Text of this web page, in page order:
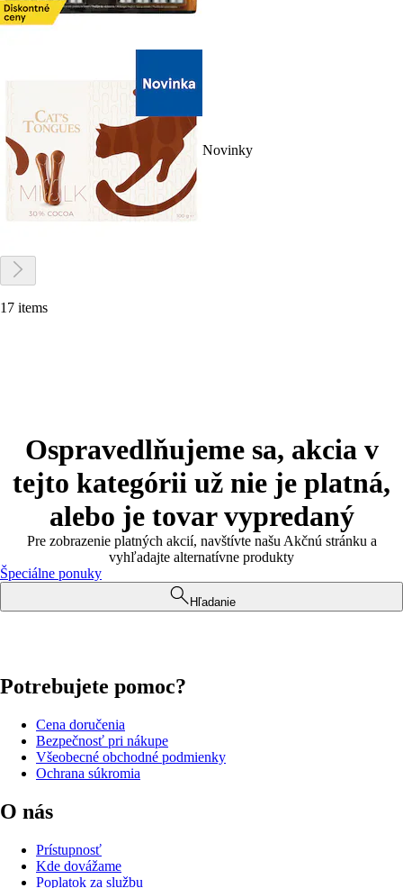
Novinky
17 items
Ospravedlňujeme sa, akcia v
tejto kategórii už nie je platná,
alebo je tovar vypredaný
Pre zobrazenie platných akcií, navštívte našu Akčnú stránku a
vyhľadajte alternatívne produkty
Špeciálne ponuky
Hľadanie
Potrebujete pomoc?
Cena doručenia
Bezpečnosť pri nákupe
Všeobecné obchodné podmienky
Ochrana súkromia
O nás
Prístupnosť
Kde dovážame
Poplatok za službu